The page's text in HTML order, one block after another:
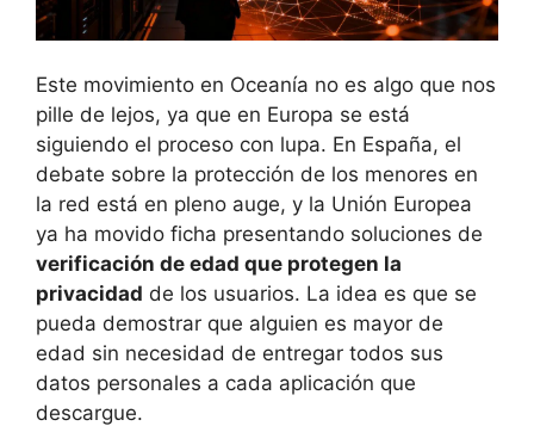
Este movimiento en Oceanía no es algo que nos
pille de lejos, ya que en Europa se está
siguiendo el proceso con lupa. En España, el
debate sobre la protección de los menores en
la red está en pleno auge, y la Unión Europea
ya ha movido ficha presentando soluciones de
verificación de edad que protegen la
privacidad de los usuarios. La idea es que se
pueda demostrar que alguien es mayor de
edad sin necesidad de entregar todos sus
datos personales a cada aplicación que
descargue.